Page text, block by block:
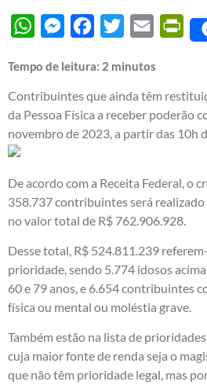
WhatsAppMessengerFacebook
Twitter Email
Tempo de leitura: 2 minutos
Contribuintes que ainda têm
da Pessoa Física a receber poderão
novembro de 2023, a partir das 10h
De acordo com a Receita Federal, o
358.737 contribuintes será realizado
no valor total de R$ 762.906.928.
Desse total, R$ 524.811.239
prioridade, sendo 5.774 idosos
60 e 79 anos, e 6.654 contribuintes
física ou mental ou moléstia grave.
Também estão na lista de
cuja maior fonte de renda seja o
que não têm prioridade legal, mas